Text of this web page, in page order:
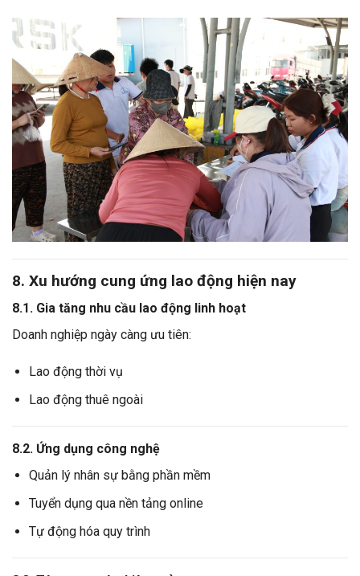
8. Xu hướng cung ứng lao động hiện nay
8.1. Gia tăng nhu cầu lao động linh hoạt
Doanh nghiệp ngày càng ưu tiên:
Lao động thời vụ
Lao động thuê ngoài
8.2. Ứng dụng công nghệ
Quản lý nhân sự bằng phần mềm
Tuyển dụng qua nền tảng online
Tự động hóa quy trình